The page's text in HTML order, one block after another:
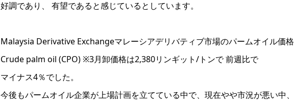
好調であり、 有望であると感じているとしています。
Malaysia Derivative Exchangeマレーシアデリバティブ市場のパームオイル価格
Crude palm oil (CPO) ※3月卸価格は2,380リンギット/トンで 前週比で
マイナス4％でした。
今後もパームオイル企業が上場計画を立てている中で、現在やや市況が悪い中、